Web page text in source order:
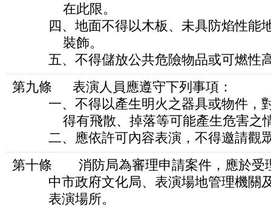
在此限。
四、地面不得以木板、未具防焰性能地
裝飾。
五、不得儲放公共危險物品或可燃性
第九條 表演人員應遵守下列事項：
一、不得以產生明火之器具或物件，對
得有飛散、掉落等可能產生危害之
二、應依許可內容表演，不得邀請觀
第十條 消防局為審理申請案件，應於受
中市政府文化局、表演場地管理機關及
表演場所。